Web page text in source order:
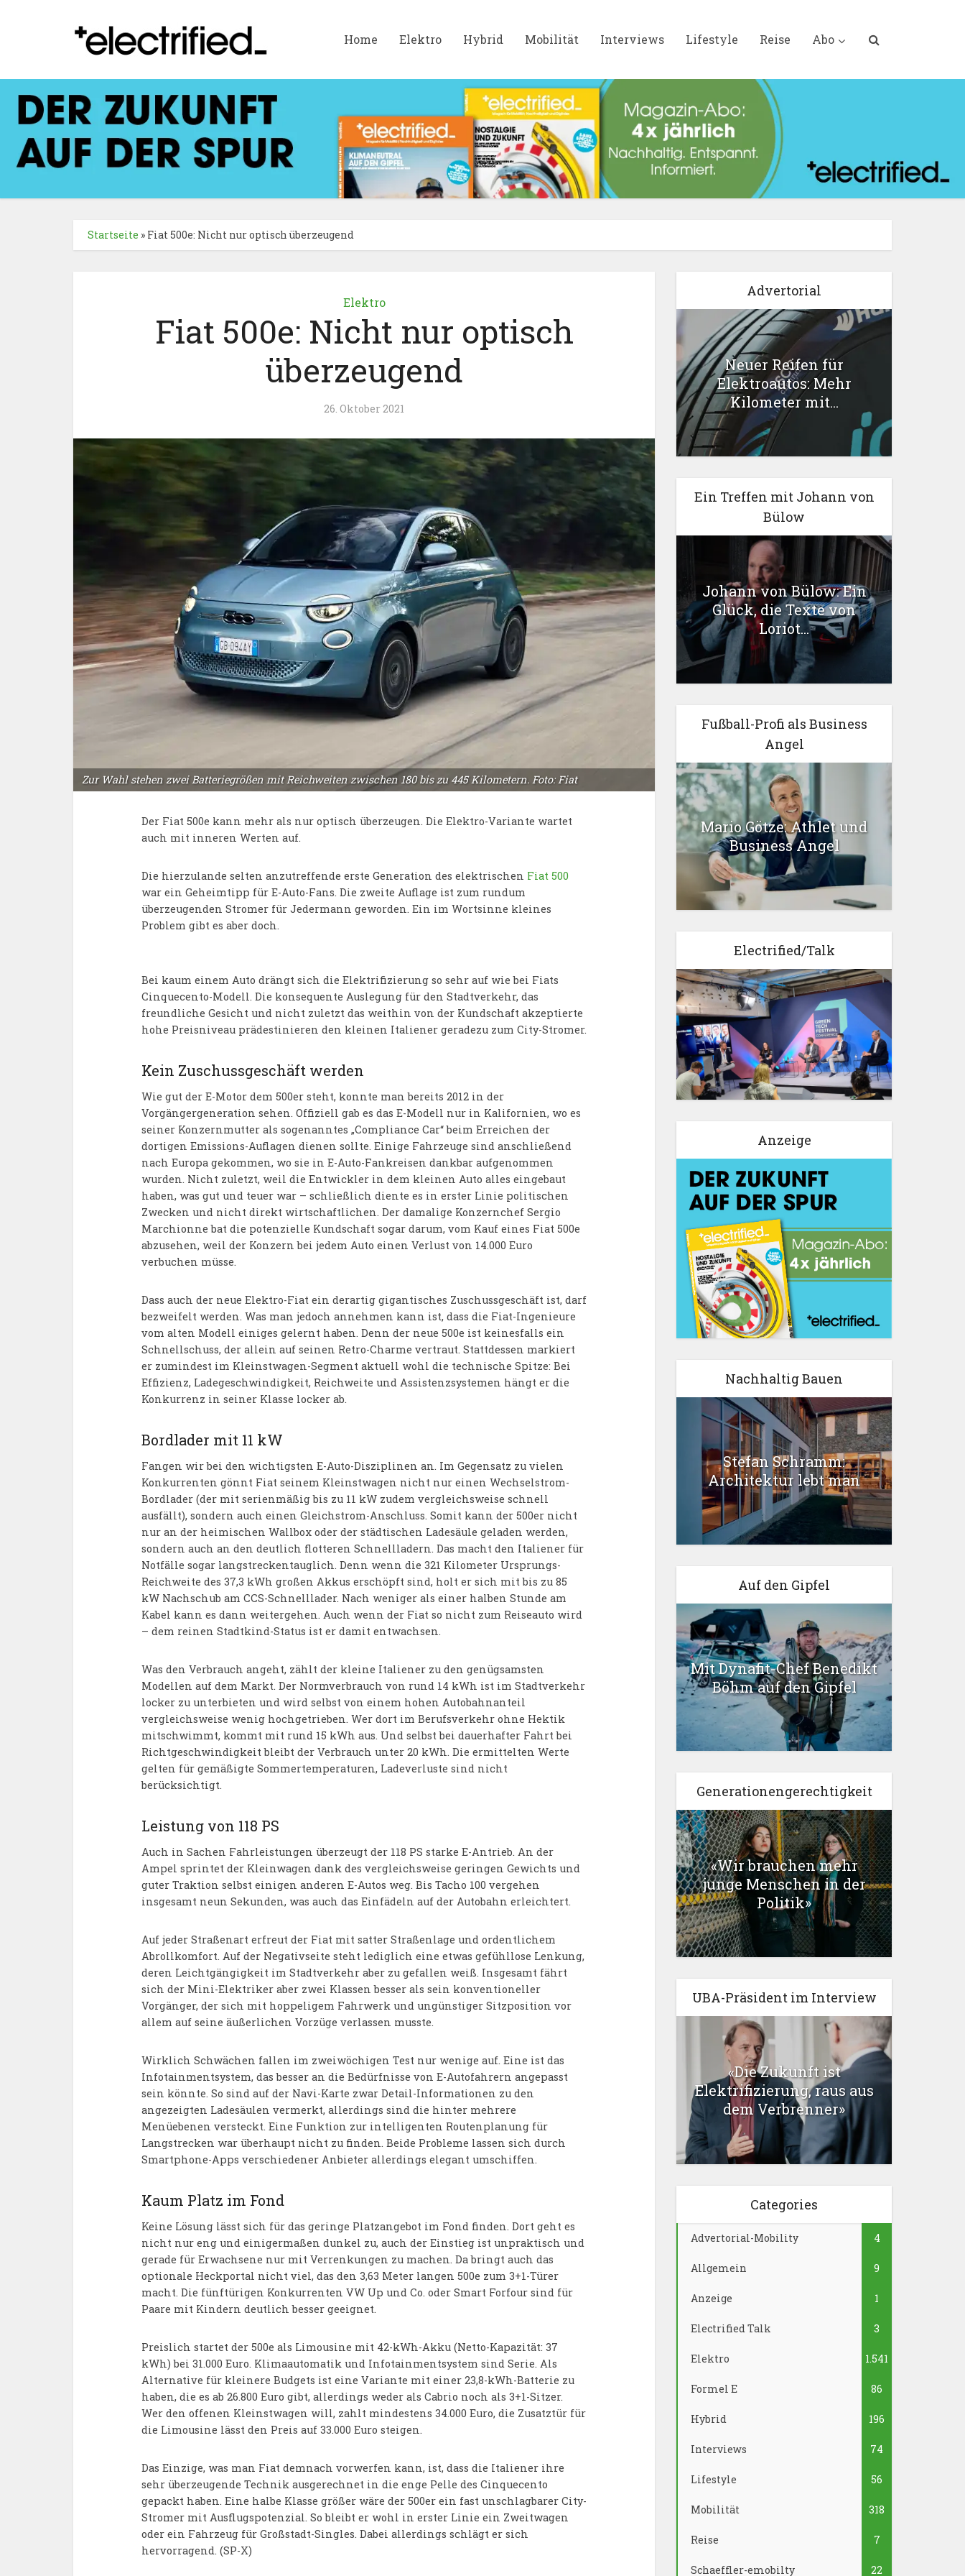
Home Elektro Hybrid Mobilität Interviews Lifestyle Reise Abo
Startseite » Fiat 500e: Nicht nur optisch überzeugend
Elektro
Fiat 500e: Nicht nur optisch
überzeugend
26. Oktober 2021
Zur Wahl stehen zwei Batteriegrößen mit Reichweiten zwischen 180 bis zu 445 Kilometern. Foto: Fiat
Der Fiat 500e kann mehr als nur optisch überzeugen. Die Elektro-Variante wartet
auch mit inneren Werten auf.
Die hierzulande selten anzutreffende erste Generation des elektrischen Fiat 500
war ein Geheimtipp für E-Auto-Fans. Die zweite Auflage ist zum rundum
überzeugenden Stromer für Jedermann geworden. Ein im Wortsinne kleines
Problem gibt es aber doch.
Bei kaum einem Auto drängt sich die Elektrifizierung so sehr auf wie bei Fiats
Cinquecento-Modell. Die konsequente Auslegung für den Stadtverkehr, das
freundliche Gesicht und nicht zuletzt das weithin von der Kundschaft akzeptierte
hohe Preisniveau prädestinieren den kleinen Italiener geradezu zum City-Stromer.
Kein Zuschussgeschäft werden
Wie gut der E-Motor dem 500er steht, konnte man bereits 2012 in der
Vorgängergeneration sehen. Offiziell gab es das E-Modell nur in Kalifornien, wo es
seiner Konzernmutter als sogenanntes „Compliance Car“ beim Erreichen der
dortigen Emissions-Auflagen dienen sollte. Einige Fahrzeuge sind anschließend
nach Europa gekommen, wo sie in E-Auto-Fankreisen dankbar aufgenommen
wurden. Nicht zuletzt, weil die Entwickler in dem kleinen Auto alles eingebaut
haben, was gut und teuer war – schließlich diente es in erster Linie politischen
Zwecken und nicht direkt wirtschaftlichen. Der damalige Konzernchef Sergio
Marchionne bat die potenzielle Kundschaft sogar darum, vom Kauf eines Fiat 500e
abzusehen, weil der Konzern bei jedem Auto einen Verlust von 14.000 Euro
verbuchen müsse.
Dass auch der neue Elektro-Fiat ein derartig gigantisches Zuschussgeschäft ist, darf
bezweifelt werden. Was man jedoch annehmen kann ist, dass die Fiat-Ingenieure
vom alten Modell einiges gelernt haben. Denn der neue 500e ist keinesfalls ein
Schnellschuss, der allein auf seinen Retro-Charme vertraut. Stattdessen markiert
er zumindest im Kleinstwagen-Segment aktuell wohl die technische Spitze: Bei
Effizienz, Ladegeschwindigkeit, Reichweite und Assistenzsystemen hängt er die
Konkurrenz in seiner Klasse locker ab.
Bordlader mit 11 kW
Fangen wir bei den wichtigsten E-Auto-Disziplinen an. Im Gegensatz zu vielen
Konkurrenten gönnt Fiat seinem Kleinstwagen nicht nur einen Wechselstrom-
Bordlader (der mit serienmäßig bis zu 11 kW zudem vergleichsweise schnell
ausfällt), sondern auch einen Gleichstrom-Anschluss. Somit kann der 500er nicht
nur an der heimischen Wallbox oder der städtischen Ladesäule geladen werden,
sondern auch an den deutlich flotteren Schnellladern. Das macht den Italiener für
Notfälle sogar langstreckentauglich. Denn wenn die 321 Kilometer Ursprungs-
Reichweite des 37,3 kWh großen Akkus erschöpft sind, holt er sich mit bis zu 85
kW Nachschub am CCS-Schnelllader. Nach weniger als einer halben Stunde am
Kabel kann es dann weitergehen. Auch wenn der Fiat so nicht zum Reiseauto wird
– dem reinen Stadtkind-Status ist er damit entwachsen.
Was den Verbrauch angeht, zählt der kleine Italiener zu den genügsamsten
Modellen auf dem Markt. Der Normverbrauch von rund 14 kWh ist im Stadtverkehr
locker zu unterbieten und wird selbst von einem hohen Autobahnanteil
vergleichsweise wenig hochgetrieben. Wer dort im Berufsverkehr ohne Hektik
mitschwimmt, kommt mit rund 15 kWh aus. Und selbst bei dauerhafter Fahrt bei
Richtgeschwindigkeit bleibt der Verbrauch unter 20 kWh. Die ermittelten Werte
gelten für gemäßigte Sommertemperaturen, Ladeverluste sind nicht
berücksichtigt.
Leistung von 118 PS
Auch in Sachen Fahrleistungen überzeugt der 118 PS starke E-Antrieb. An der
Ampel sprintet der Kleinwagen dank des vergleichsweise geringen Gewichts und
guter Traktion selbst einigen anderen E-Autos weg. Bis Tacho 100 vergehen
insgesamt neun Sekunden, was auch das Einfädeln auf der Autobahn erleichtert.
Auf jeder Straßenart erfreut der Fiat mit satter Straßenlage und ordentlichem
Abrollkomfort. Auf der Negativseite steht lediglich eine etwas gefühllose Lenkung,
deren Leichtgängigkeit im Stadtverkehr aber zu gefallen weiß. Insgesamt fährt
sich der Mini-Elektriker aber zwei Klassen besser als sein konventioneller
Vorgänger, der sich mit hoppeligem Fahrwerk und ungünstiger Sitzposition vor
allem auf seine äußerlichen Vorzüge verlassen musste.
Wirklich Schwächen fallen im zweiwöchigen Test nur wenige auf. Eine ist das
Infotainmentsystem, das besser an die Bedürfnisse von E-Autofahrern angepasst
sein könnte. So sind auf der Navi-Karte zwar Detail-Informationen zu den
angezeigten Ladesäulen vermerkt, allerdings sind die hinter mehrere
Menüebenen versteckt. Eine Funktion zur intelligenten Routenplanung für
Langstrecken war überhaupt nicht zu finden. Beide Probleme lassen sich durch
Smartphone-Apps verschiedener Anbieter allerdings elegant umschiffen.
Kaum Platz im Fond
Keine Lösung lässt sich für das geringe Platzangebot im Fond finden. Dort geht es
nicht nur eng und einigermaßen dunkel zu, auch der Einstieg ist unpraktisch und
gerade für Erwachsene nur mit Verrenkungen zu machen. Da bringt auch das
optionale Heckportal nicht viel, das den 3,63 Meter langen 500e zum 3+1-Türer
macht. Die fünftürigen Konkurrenten VW Up und Co. oder Smart Forfour sind für
Paare mit Kindern deutlich besser geeignet.
Preislich startet der 500e als Limousine mit 42-kWh-Akku (Netto-Kapazität: 37
kWh) bei 31.000 Euro. Klimaautomatik und Infotainmentsystem sind Serie. Als
Alternative für kleinere Budgets ist eine Variante mit einer 23,8-kWh-Batterie zu
haben, die es ab 26.800 Euro gibt, allerdings weder als Cabrio noch als 3+1-Sitzer.
Wer den offenen Kleinstwagen will, zahlt mindestens 34.000 Euro, die Zusatztür für
die Limousine lässt den Preis auf 33.000 Euro steigen.
Das Einzige, was man Fiat demnach vorwerfen kann, ist, dass die Italiener ihre
sehr überzeugende Technik ausgerechnet in die enge Pelle des Cinquecento
gepackt haben. Eine halbe Klasse größer wäre der 500er ein fast unschlagbarer City-
Stromer mit Ausflugspotenzial. So bleibt er wohl in erster Linie ein Zweitwagen
oder ein Fahrzeug für Großstadt-Singles. Dabei allerdings schlägt er sich
hervorragend. (SP-X)
Advertorial
Neuer Reifen für
Elektroautos: Mehr
Kilometer mit...
Ein Treffen mit Johann von
Bülow
Johann von Bülow: Ein
Glück, die Texte von
Loriot...
Fußball-Profi als Business
Angel
Mario Götze: Athlet und
Business Angel
Electrified/Talk
Anzeige
Nachhaltig Bauen
Stefan Schramm:
Architektur lebt man
Auf den Gipfel
Mit Dynafit-Chef Benedikt
Böhm auf den Gipfel
Generationengerechtigkeit
«Wir brauchen mehr
junge Menschen in der
Politik»
UBA-Präsident im Interview
«Die Zukunft ist
Elektrifizierung, raus aus
dem Verbrenner»
Categories
Advertorial-Mobility 4
Allgemein 9
Anzeige 1
Electrified Talk 3
Elektro 1.541
Formel E 86
Hybrid 196
Interviews 74
Lifestyle 56
Mobilität 318
Reise 7
Schaeffler-emobilty 22